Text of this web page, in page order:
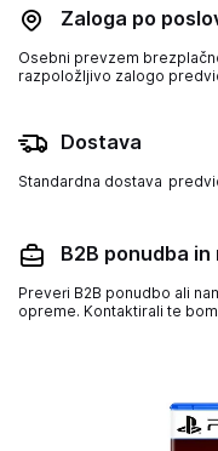
Zaloga po
Osebni prevzem
razpoložljivo zalogo
Dostava
Standardna dostava
B2B ponudba
Preveri B2B ponudbo ali
opreme. Kontaktirali te